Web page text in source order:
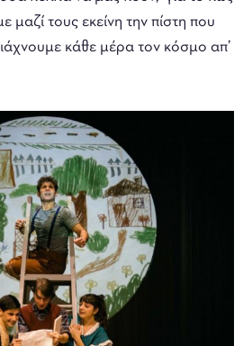
τους εκείνη την πίστη που
κάθε μέρα τον κόσμο απ’